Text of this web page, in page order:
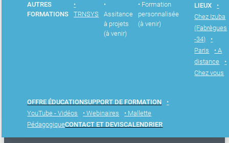
AUTRES
FORMATIONS
•
TRNSYS
•
Assitance
à projets
(à venir)
• Formation
personnalisée
(à venir)
LIEUX
•
Chez Izuba
(Fabrègues
-34)
•
Paris
• A
distance
•
Chez vous
OFFRE ÉDUCATIONSUPPORT DE FORMATION
•
YouTube - Vidéos
• Webinaires
• Mallette
PédagogiqueCONTACT ET DEVISCALENDRIER